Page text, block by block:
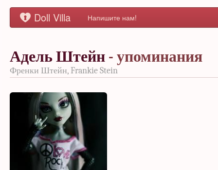
Doll Villa Напишите нам!
Адель Штейн - упоминания
Френки Штейн, Frankie Stein